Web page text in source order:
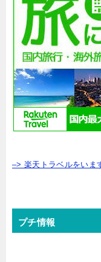
–> 楽天トラベルをいま
プチ情報